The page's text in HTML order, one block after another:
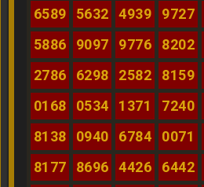
6589
5632 4939 9727
5886
9097 9776 8202
2786
6298 2582 8159
0168
0534 1371 7240
8138
0940 6784 0071
8177
8696 4426 6442